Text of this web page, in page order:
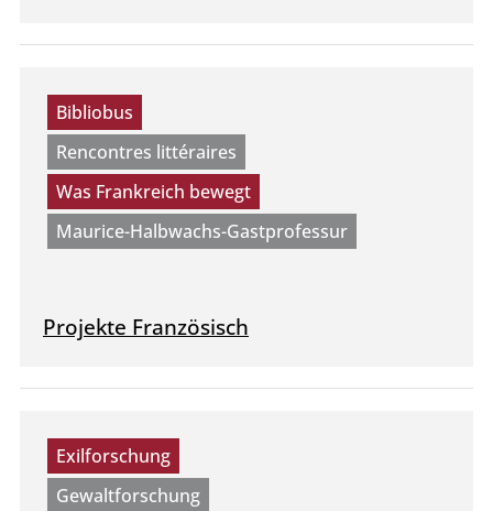
Bibliobus
Rencontres littéraires
Was Frankreich bewegt
Maurice-Halbwachs-Gastprofessur
Projekte Französisch
Exilforschung
Gewaltforschung